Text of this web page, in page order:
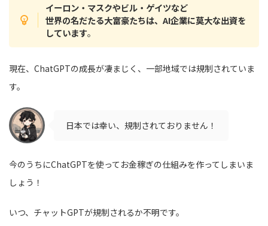
イーロン・マスクやビル・ゲイツなど
世界の名だたる大富豪たちは、AI企業に莫大な出資を
しています。
現在、ChatGPTの成長が凄まじく、一部地域では規制されていま
す。
日本では幸い、規制されておりません！
今のうちにChatGPTを使ってお金稼ぎの仕組みを作ってしまいま
しょう！
いつ、チャットGPTが規制されるか不明です。